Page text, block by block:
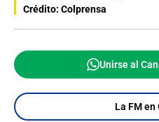
Crédito: Colprensa
Unirse al
La FM en